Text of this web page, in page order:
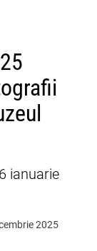
ianuarie
2025